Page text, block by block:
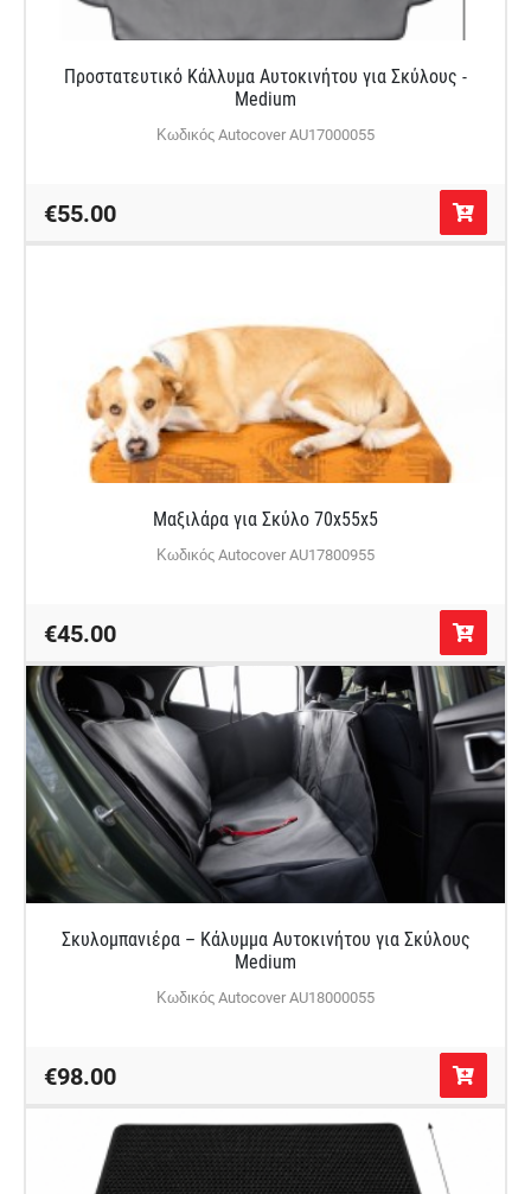
Προστατευτικό Κάλλυμα Αυτοκινήτου για Σκύλους -
Medium
Κωδικός Autocover AU17000055
€55.00
Μαξιλάρα για Σκύλο 70x55x5
Κωδικός Autocover AU17800955
€45.00
Σκυλομπανιέρα – Κάλυμμα Αυτοκινήτου για Σκύλους
Medium
Κωδικός Autocover AU18000055
€98.00